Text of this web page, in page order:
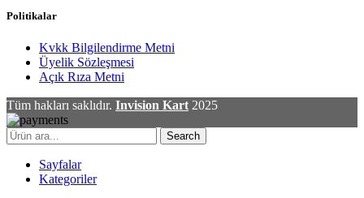
Politikalar
Kvkk Bilgilendirme Metni
Üyelik Sözleşmesi
Açık Rıza Metni
Tüm hakları saklıdır. Invision Kart 2025
Search
Sayfalar
Kategoriler